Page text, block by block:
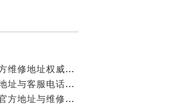
成都万国官方售后服务中心｜最新电话和官方维修地址权威信息公示（2026年7月最新）
亲身探访成都万国官方售后服务中心｜网点地址与客服电话（2026年7月最新）
亲身到店探访成都万国官方售后服务中心｜官方地址与维修热线（2026年7月最新）